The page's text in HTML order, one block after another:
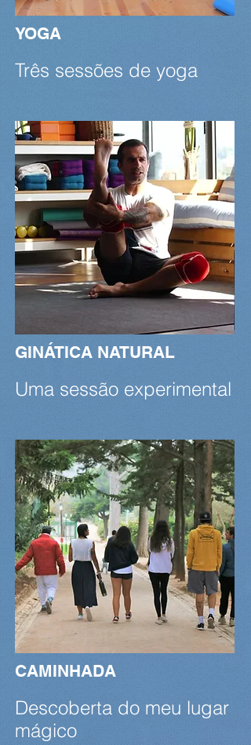
YOGA
Três sessões de yoga
GINÁTICA NATURAL
Uma sessão experimental
CAMINHADA
Descoberta do meu lugar
mágico